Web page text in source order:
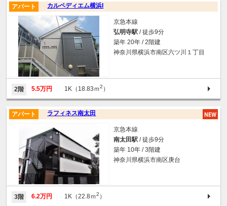
カルペディエム横浜I
アパート
京急本線
弘明寺駅 / 徒歩9分
築年 20年 / 2階建
神奈川県横浜市南区六ツ川１丁目
2階 5.5万円 1K（18.83ｍ2 ）
ラフィネス南太田
アパート
京急本線
南太田駅 / 徒歩9分
築年 10年 / 3階建
神奈川県横浜市南区庚台
3階 6.2万円 1K（22.8ｍ2 ）